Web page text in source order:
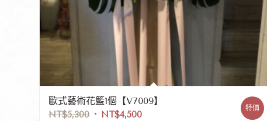
歐式藝術花籃1個【V7009】
NT$5,300 NT$4,500
特價